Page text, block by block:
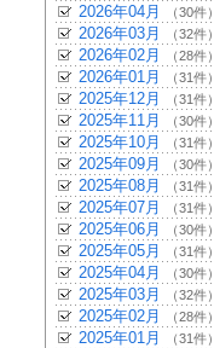
2026年04月 （30件）
2026年03月 （32件）
2026年02月 （28件）
2026年01月 （31件）
2025年12月 （31件）
2025年11月 （30件）
2025年10月 （31件）
2025年09月 （30件）
2025年08月 （31件）
2025年07月 （31件）
2025年06月 （30件）
2025年05月 （31件）
2025年04月 （30件）
2025年03月 （32件）
2025年02月 （28件）
2025年01月 （31件）